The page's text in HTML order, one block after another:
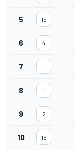
5 15
6 4
7 1
8 11
9 2
10 16